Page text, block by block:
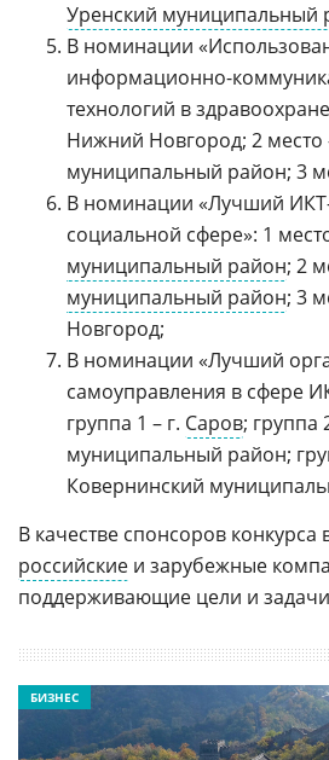
Уренский муниципальный
В номинации
информационно-
технологий в
Нижний Новгород; 2 место
муниципальный район; 3
В номинации «Лучший
социальной сфере»: 1
муниципальный район; 2
муниципальный район; 3
Новгород;
В номинации «Лучший
самоуправления в сфере
группа 1 – г. Саров; группа
муниципальный район;
Ковернинский
В качестве спонсоров конкурса
российские и зарубежные
поддерживающие цели и задачи
БИЗНЕС